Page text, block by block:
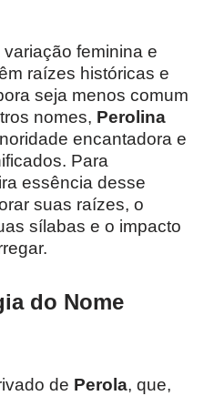
variação feminina e
raízes históricas e
seja menos comum
nomes, Perolina
encantadora e
Para
essência desse
suas raízes, o
sílabas e o impacto
do Nome
de Perola, que,